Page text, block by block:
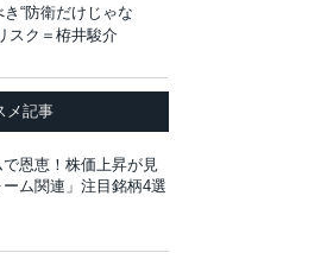
“防衛だけじゃな
スク＝栫井駿介
メ記事
恩恵！株価上昇が見
ム関連」注目銘柄4選